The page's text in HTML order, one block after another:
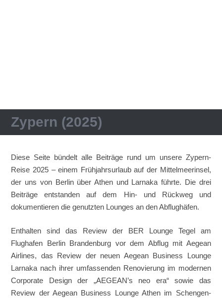
Zypern (2025)
Diese Seite bündelt alle Beiträge rund um unsere Zypern-
Reise 2025 – einem Frühjahrsurlaub auf der Mittelmeerinsel,
der uns von Berlin über Athen und Larnaka führte. Die drei
Beiträge entstanden auf dem Hin- und Rückweg und
dokumentieren die genutzten Lounges an den Abflughäfen.
Enthalten sind das Review der BER Lounge Tegel am
Flughafen Berlin Brandenburg vor dem Abflug mit Aegean
Airlines, das Review der neuen Aegean Business Lounge
Larnaka nach ihrer umfassenden Renovierung im modernen
Corporate Design der „AEGEAN’s neo era“ sowie das
Review der Aegean Business Lounge Athen im Schengen-